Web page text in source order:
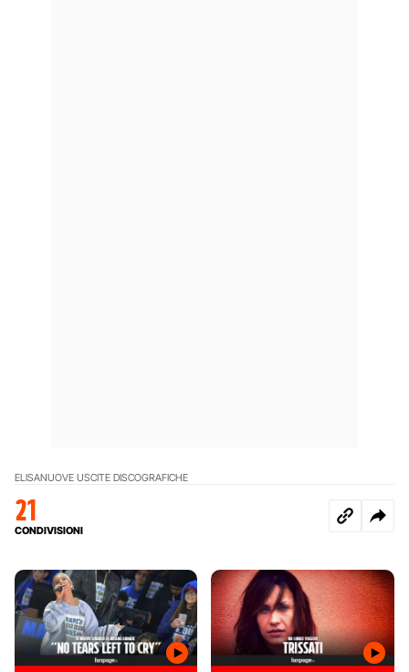
ELISANUOVE USCITE DISCOGRAFICHE
21
CONDIVISIONI